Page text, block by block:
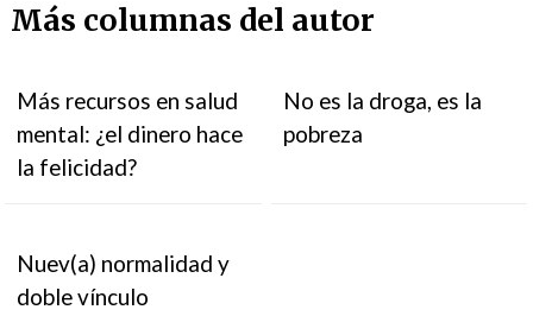
Más columnas del autor
Más recursos en salud
mental: ¿el dinero hace
la felicidad?
No es la droga, es la
pobreza
Nuev(a) normalidad y
doble vínculo